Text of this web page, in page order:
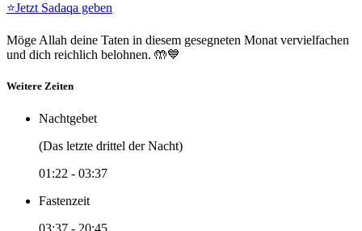
⭐Jetzt Sadaqa geben
Möge Allah deine Taten in diesem gesegneten Monat vervielfachen
und dich reichlich belohnen. 🤲💙
Weitere Zeiten
Nachtgebet
(Das letzte drittel der Nacht)
01:22 - 03:37
Fastenzeit
03:37 - 20:45